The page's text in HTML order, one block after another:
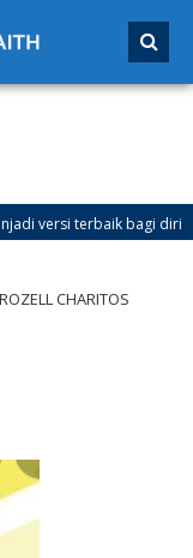
terbaik bagi dirimu.
4 Januari 2026
ROZELL CHARITOS